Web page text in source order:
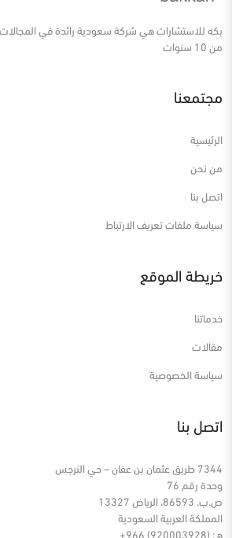
بكه للاستشارات هي شركة سعودية رائدة في المجالات
من 10 سنوات
مجتمعنا
الرئيسية
من نحن
اتصل بنا
سياسة ملفات تعريف الارتباط
خريطة الموقع
خدماتنا
مقالات
سياسة الخصوصية
اتصل بنا
7344 طريق عثمان بن عفان – حي النرجس
وحدة رقم 76
ص.ب. 86593، الرياض 13327
المملكة العربية السعودية
هـ: (920003928) 966+